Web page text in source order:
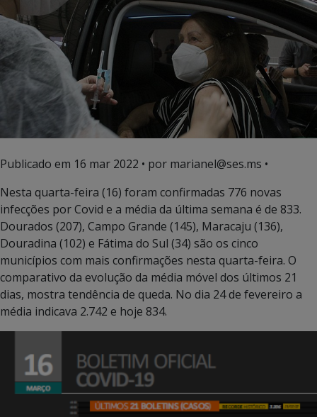
Publicado em 16 mar 2022 • por marianel@ses.ms •
Nesta quarta-feira (16) foram confirmadas 776 novas
infecções por Covid e a média da última semana é de 833.
Dourados (207), Campo Grande (145), Maracaju (136),
Douradina (102) e Fátima do Sul (34) são os cinco
municípios com mais confirmações nesta quarta-feira. O
comparativo da evolução da média móvel dos últimos 21
dias, mostra tendência de queda. No dia 24 de fevereiro a
média indicava 2.742 e hoje 834.